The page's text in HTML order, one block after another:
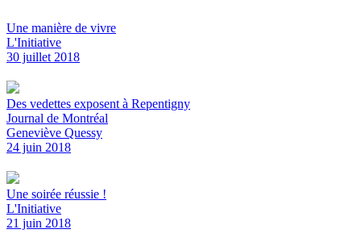
Une manière de vivre
L'Initiative
30 juillet 2018
Des vedettes exposent à Repentigny
Journal de Montréal
Geneviève Quessy
24 juin 2018
Une soirée réussie !
L'Initiative
21 juin 2018